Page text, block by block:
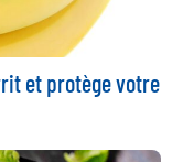
et protège votre